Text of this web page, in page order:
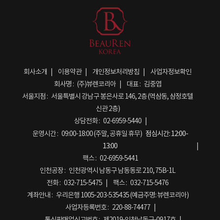
회사소개 이용약관 개인정보처리방침
사업자정보확인
회사명 : (주)뷰렌코리아 대표 : 김중엽
서울지점 : 서울특별시 강남구 봉은사로 146, 2층 (역삼동, 삼정호텔
신관 2층)
상담전화 : 02-6959-5440
운영시간 : 09:00-18:00 (주말, 공휴일 휴무) 점심시간:12:00-
13:00
팩스 : 02-6959-5441
인천공장 : 인천광역시 남동구 남동동로 210, 75B-1L
전화 : 032-715-5475 팩스 : 032-715-5476
계좌안내 : 우리은행 1005-203-535435 (예금주명: 뷰렌코리아)
사업자등록번호 : 220-88-74477